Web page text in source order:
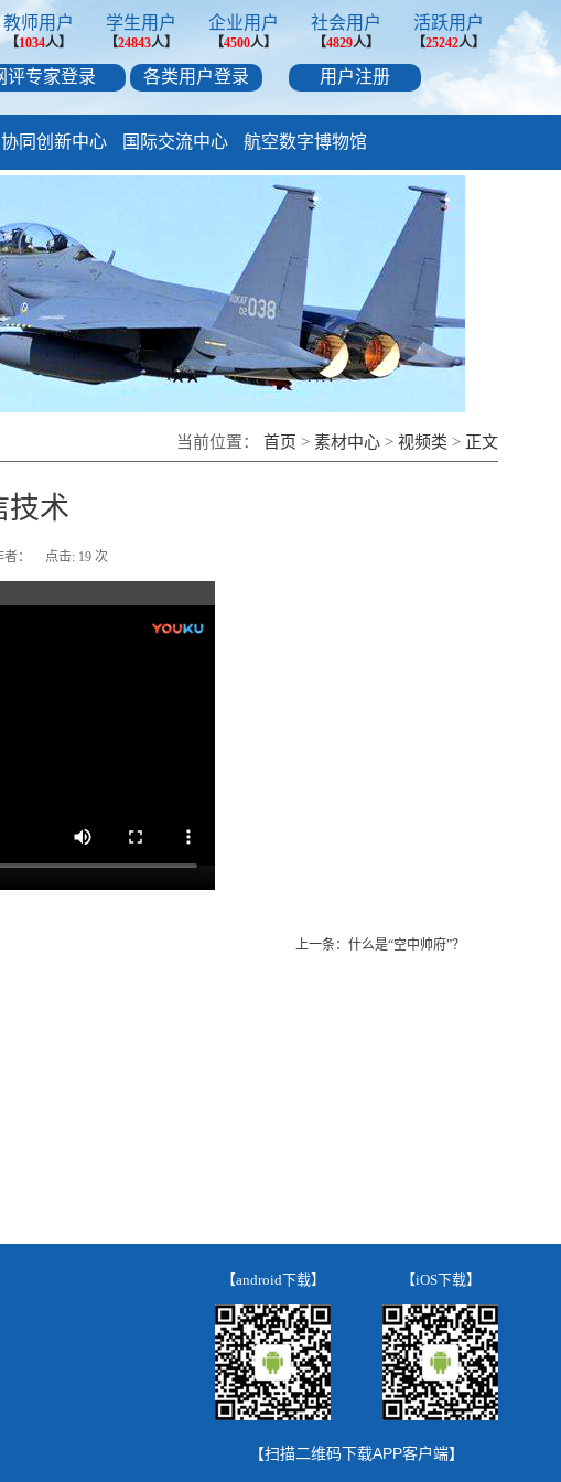
教师用户
【1034人】
学生用户
【24843人】
企业用户
【4500人】
社会用户
【4829人】
活跃用户
【25242人】
评专家登录 各类用户登录 用户注册
协同创新中心 国际交流中心 航空数字博物馆
当前位置： 首页 > 素材中心 > 视频类 > 正文
技术
： 点击: 19次
上一条：什么是“空中帅府”？
【android下载】 【iOS下载】
【扫描二维码下载APP客户端】